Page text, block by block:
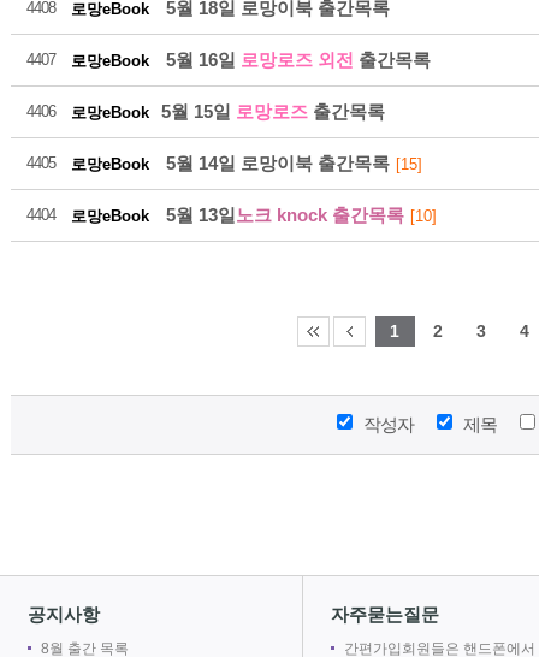
2026-
4408 로망eBook 5월 18일 로망이북 출간목록
4407 로망eBook 5월 16일 로망로즈 외전 출간목록
4406 로망eBook 5월 15일 로망로즈 출간목록
4405 로망eBook 5월 14일 로망이북 출간목록 [15]
4404 로망eBook 5월 13일 노크 knock 출간목록 [10]
1 2 3 4
작성자 제목
공지사항
8월 출간 목록
자주묻는질문
간편가입회원들은 핸드폰에서 로망어플로 전자책을 볼 수 없